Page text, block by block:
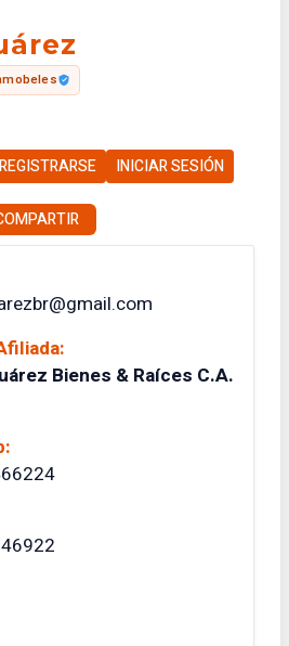
REGISTRARSE INICIAR SESIÓN
Bienes & Raíces C.A.